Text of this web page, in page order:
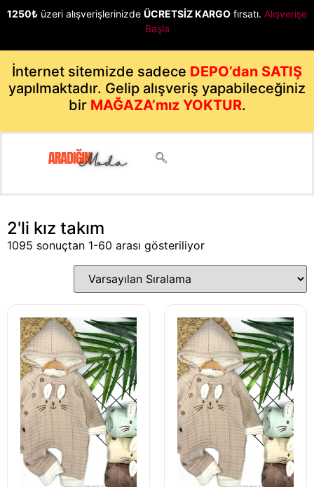
1250₺ üzeri alışverişlerinizde ÜCRETSİZ KARGO fırsatı. Alışverişe
Başla
İnternet sitemizde sadece DEPO’dan SATIŞ
yapılmaktadır. Gelip alışveriş yapabileceğiniz
bir MAĞAZA’mız YOKTUR.
2'li kız takım
1095 sonuçtan 1-60 arası gösteriliyor